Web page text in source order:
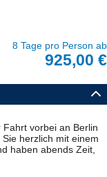
8 Tage pro Person ab
925,00 €
vorbei an Berlin
herzlich mit einem
haben abends Zeit,